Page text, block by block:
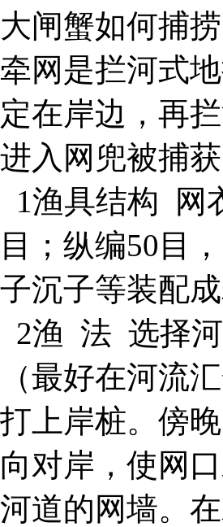
大闸蟹如何捕捞
牵网是拦河式
定在岸边，再
进入网兜被捕获
1渔具结构 网
目；纵编50目
子沉子等装配成
2渔 法 选择
（最好在河流
打上岸桩。傍
向对岸，使网
河道的网墙。